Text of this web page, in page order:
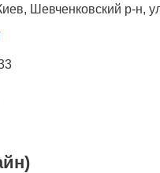
Шевченковский р-н,